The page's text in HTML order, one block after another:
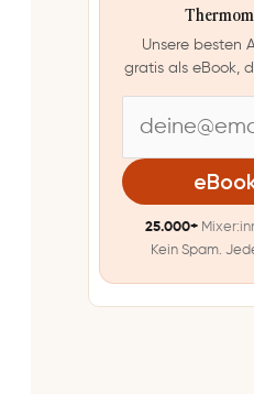
Unsere besten
gratis als eBook,
-
M
i
25.000+
Kein Spam.